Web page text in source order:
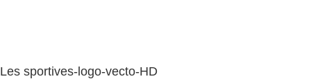
Les sportives-logo-vecto-HD